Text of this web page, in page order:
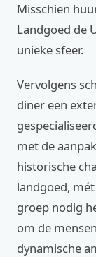
Misschien
Landgoed de
unieke sfeer.
Vervolgens
diner een
met de
historische
landgoed,
groep nodig
om de
dynamische